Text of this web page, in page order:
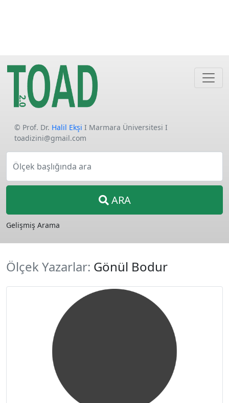
© Prof. Dr. Halil Ekşi I Marmara Üniversitesi I
toadizini@gmail.com
Ölçek başlığında ara
ARA
Gelişmiş Arama
Ölçek Yazarlar: Gönül Bodur